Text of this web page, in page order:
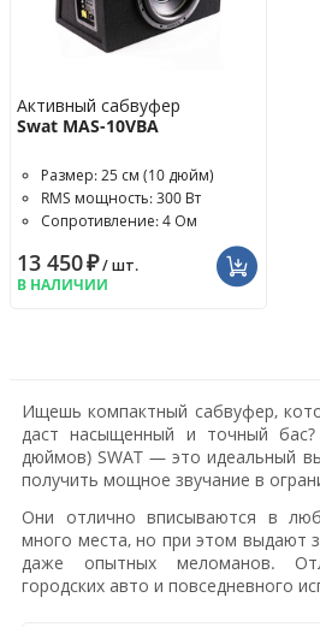
Активный сабвуфер
Swat MAS-10VBA
Размер: 25 см (10 дюйм)
RMS мощность: 300 Вт
Сопротивление: 4 Ом
13 450₽/ шт.
В НАЛИЧИИ
Ищешь компактный сабвуфер,
даст насыщенный и точный
дюймов) SWAT — это идеальный
получить мощное звучание в
Они отлично вписываются в
много места, но при этом выдают
даже опытных меломанов.
городских авто и повседневного